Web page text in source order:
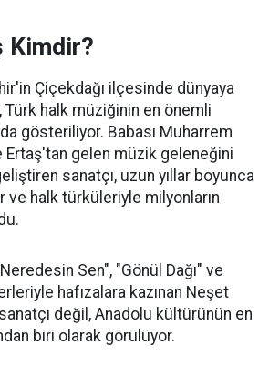
Kimdir?
Çiçekdağı ilçesinde dünyaya
Türk halk müziğinin en önemli
gösteriliyor. Babası Muharrem
Ertaş'tan gelen müzik geleneğini
sanatçı, uzun yıllar boyunca
ve halk türküleriyle milyonların
Sen", "Gönül Dağı" ve
hafızalara kazınan Neşet
değil, Anadolu kültürünün en
biri olarak görülüyor.